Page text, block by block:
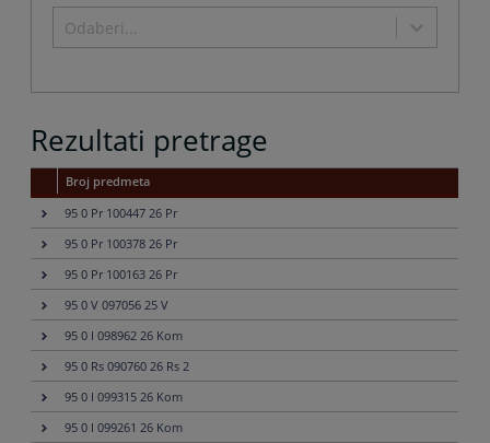
shortcuts
for
changing
to
get
changing
dates.
Odaberi...
Rezultati pretrage
Broj predmeta
95 0 Pr 100447 26 Pr
95 0 Pr 100378 26 Pr
95 0 Pr 100163 26 Pr
95 0 V 097056 25 V
95 0 I 098962 26 Kom
95 0 Rs 090760 26 Rs 2
95 0 I 099315 26 Kom
95 0 I 099261 26 Kom